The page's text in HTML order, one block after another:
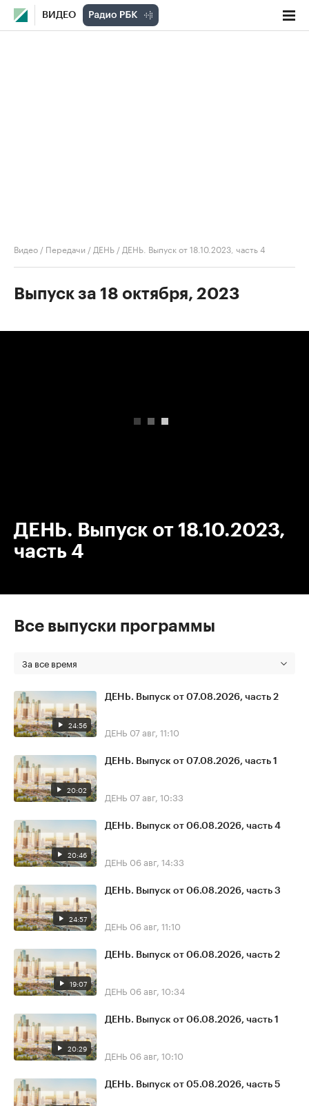
ВИДЕО
Видео / Передачи / ДЕНЬ / ДЕНЬ. Выпуск от 18.10.2023, часть 4
Выпуск за 18 октября, 2023
ДЕНЬ. Выпуск от 18.10.2023,
часть 4
Все выпуски программы
За все время
24:56
ДЕНЬ. Выпуск от 07.08.2026, часть 2
ДЕНЬ 07 авг, 11:10
20:02
ДЕНЬ. Выпуск от 07.08.2026, часть 1
ДЕНЬ 07 авг, 10:33
20:46
ДЕНЬ. Выпуск от 06.08.2026, часть 4
ДЕНЬ 06 авг, 14:33
24:57
ДЕНЬ. Выпуск от 06.08.2026, часть 3
ДЕНЬ 06 авг, 11:10
19:07
ДЕНЬ. Выпуск от 06.08.2026, часть 2
ДЕНЬ 06 авг, 10:34
20:29
ДЕНЬ. Выпуск от 06.08.2026, часть 1
ДЕНЬ 06 авг, 10:10
ДЕНЬ. Выпуск от 05.08.2026, часть 5